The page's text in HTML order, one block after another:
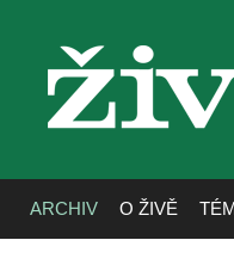
živa
ARCHIV O ŽIVĚ